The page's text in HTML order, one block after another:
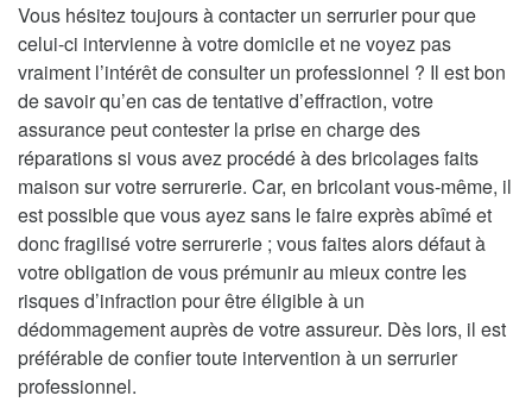
Vous hésitez toujours à contacter un serrurier pour que
celui-ci intervienne à votre domicile et ne voyez pas
vraiment l’intérêt de consulter un professionnel ? Il est bon
de savoir qu’en cas de tentative d’effraction, votre
assurance peut contester la prise en charge des
réparations si vous avez procédé à des bricolages faits
maison sur votre serrurerie. Car, en bricolant vous-même, il
est possible que vous ayez sans le faire exprès abîmé et
donc fragilisé votre serrurerie ; vous faites alors défaut à
votre obligation de vous prémunir au mieux contre les
risques d’infraction pour être éligible à un
dédommagement auprès de votre assureur. Dès lors, il est
préférable de confier toute intervention à un serrurier
professionnel.